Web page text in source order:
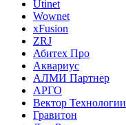
Utinet
Wownet
xFusion
ZRJ
Абитех Про
Аквариус
АЛМИ Партнер
АРГО
Вектор Технологии
Гравитон